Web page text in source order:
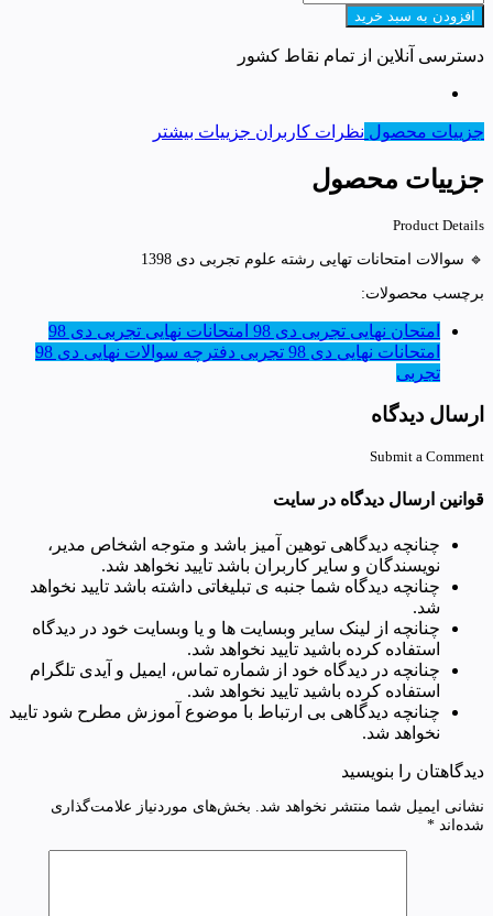
افزودن به سبد خرید
دسترسی آنلاین از تمام نقاط کشور
جزییات محصول نظرات کاربران جزییات بیشتر
جزییات محصول
Product Details
🔹 سوالات امتحانات تهایی رشته علوم تجربی دی 1398
برچسب محصولات:
امتحان نهایی تجربی دی 98
امتحانات نهایی تجربی دی 98
امتحانات نهایی دی 98 تجربی
دفترچه سوالات نهایی دی 98
تجربی
ارسال دیدگاه
Submit a Comment
قوانین ارسال دیدگاه در سایت
چنانچه دیدگاهی توهین آمیز باشد و متوجه اشخاص مدیر،
نویسندگان و سایر کاربران باشد تایید نخواهد شد.
چنانچه دیدگاه شما جنبه ی تبلیغاتی داشته باشد تایید نخواهد
شد.
چنانچه از لینک سایر وبسایت ها و یا وبسایت خود در دیدگاه
استفاده کرده باشید تایید نخواهد شد.
چنانچه در دیدگاه خود از شماره تماس، ایمیل و آیدی تلگرام
استفاده کرده باشید تایید نخواهد شد.
چنانچه دیدگاهی بی ارتباط با موضوع آموزش مطرح شود تایید
نخواهد شد.
دیدگاهتان را بنویسید
نشانی ایمیل شما منتشر نخواهد شد.
بخش‌های موردنیاز علامت‌گذاری
شده‌اند *